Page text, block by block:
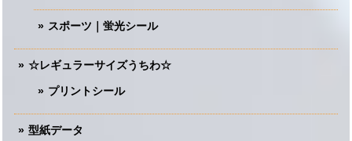
スポーツ｜蛍光シール
☆レギュラーサイズうちわ☆
プリントシール
型紙データ